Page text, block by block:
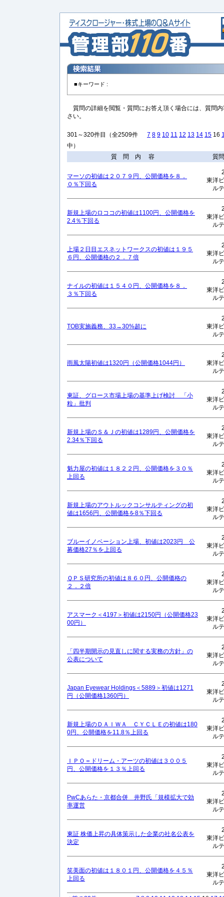
■キーワード :
質問の詳細を閲覧・質問にお答え頂く場合には、質問
さい。
301～320件目（全2509件
中）
7 8 9 10 11 12 13 14 15 16
質 問 内 容 質
マーソの初値は２０７９円、公開価格を８．
０％下回る
東洋
ル
新規上場のロココの初値は1100円、公開価格を
2.4％下回る
東洋
ル
上場２日目エスネットワークスの初値は１９５
６円、公開価格の２．７倍
東洋
ル
ナイルの初値は１５４０円、公開価格を８．
３％下回る
東洋
ル
TOB実施義務、33→30%超に
東洋
ル
雨風太陽初値は1320円（公開価格1044円）
東洋
ル
東証、グロース市場上場の基準上げ検討 「小
粒」批判
東洋
ル
新規上場のＳ＆Ｊの初値は1289円、公開価格を
2.34％下回る
東洋
ル
魁力屋の初値は１８２２円、公開価格を３０％
上回る
東洋
ル
新規上場のアウトルックコンサルティングの初
値は1656円、公開価格を8％下回る
東洋
ル
ブルーイノベーション上場、初値は2023円 公
募価格27％を上回る
東洋
ル
ＱＰＳ研究所の初値は８６０円、公開価格の
２．２倍
東洋
ル
アスマーク＜4197＞初値は2150円（公開価格23
00円）
東洋
ル
「四半期開示の見直しに関する実務の方針」の
公表について
東洋
ル
Japan Eyewear Holdings＜5889＞初値は1271
円（公開価格1360円）
東洋
ル
新規上場のＤＡＩＷＡ ＣＹＣＬＥの初値は180
0円、公開価格を11.8％上回る
東洋
ル
ＩＰＯ＝ドリーム・アーツの初値は３００５
円、公開価格を１３％上回る
東洋
ル
PwCあらた・京都合併 井野氏「規模拡大で効
率運営
東洋
ル
東証 株価上昇の具体策示した企業の社名公表を
決定
東洋
ル
笑美面の初値は１８０１円、公開価格を４５％
上回る
東洋
ル